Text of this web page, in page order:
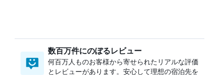
数百万件にのぼるレビュー
何百万人ものお客様から寄せられたリアルな評価
とレビューがあります。安心して理想の宿泊先を